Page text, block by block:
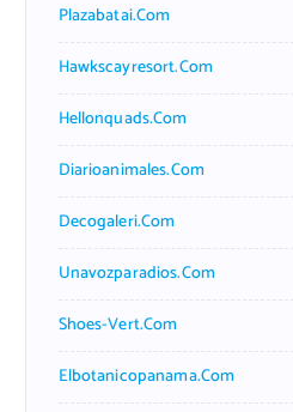
Plazabatai.com
Hawkscayresort.com
Hellonquads.com
Diarioanimales.com
Decogaleri.com
Unavozparadios.com
Shoes-Vert.com
Elbotanicopanama.com